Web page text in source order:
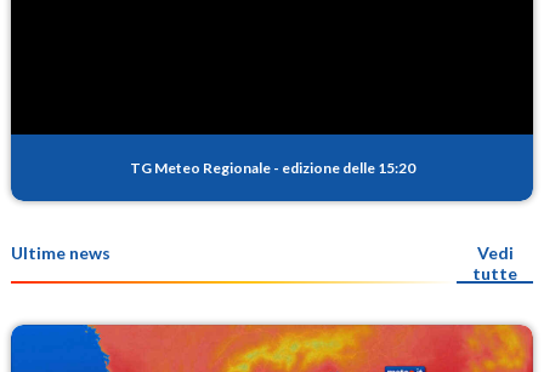
TG Meteo Regionale - edizione delle 15:20
Ultime news
Vedi
tutte